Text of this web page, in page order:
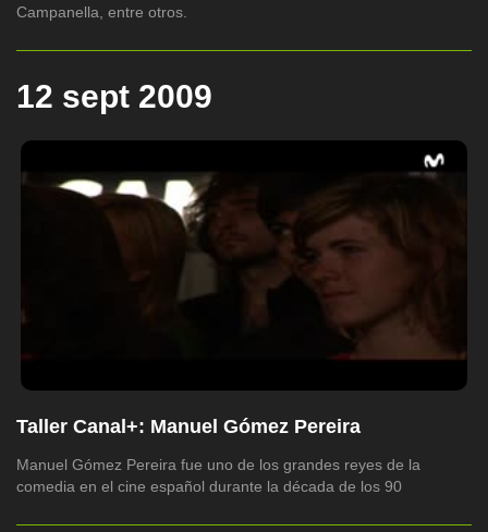
Campanella, entre otros.
12 sept 2009
Taller Canal+: Manuel Gómez Pereira
Manuel Gómez Pereira fue uno de los grandes reyes de la
comedia en el cine español durante la década de los 90